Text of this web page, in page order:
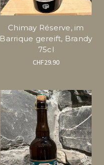
Chimay Réserve, im
Barrique gereift, Brandy
75cl
CHF29.90